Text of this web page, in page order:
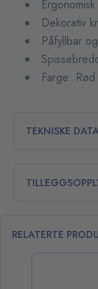
Dekorativ
Påfyllbar
Farge: Rød
TEKNISKE
RELATERTE